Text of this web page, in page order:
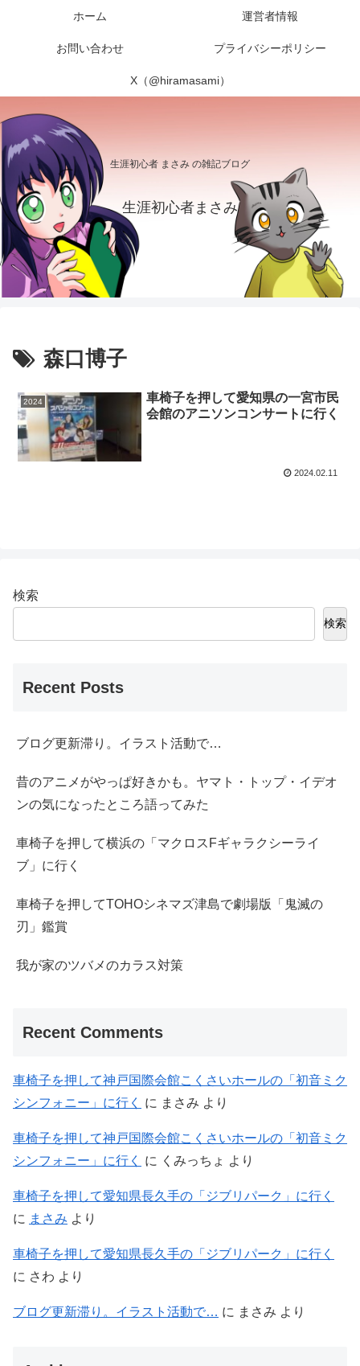
生涯初心者 まさみ の雑記ブログ
生涯初心者まさみ
ホーム 運営者情報
お問い合わせ プライバシーポリシー
X（@hiramasami）
森口博子
2024
車椅子を押して愛知県の一宮市民
会館のアニソンコンサートに行く
2024.02.11
検索
検索
Recent Posts
ブログ更新滞り。イラスト活動で…
昔のアニメがやっぱ好きかも。ヤマト・トップ・イデオ
ンの気になったところ語ってみた
車椅子を押して横浜の「マクロスFギャラクシーライ
ブ」に行く
車椅子を押してTOHOシネマズ津島で劇場版「鬼滅の
刃」鑑賞
我が家のツバメのカラス対策
Recent Comments
車椅子を押して神戸国際会館こくさいホールの「初音ミク
シンフォニー」に行く
に まさみ より
車椅子を押して神戸国際会館こくさいホールの「初音ミク
シンフォニー」に行く
に くみっちょ より
車椅子を押して愛知県長久手の「ジブリパーク」に行く
に まさみ より
車椅子を押して愛知県長久手の「ジブリパーク」に行く
に さわ より
ブログ更新滞り。イラスト活動で… に まさみ より